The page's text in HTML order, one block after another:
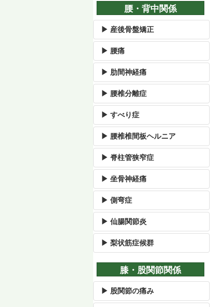
腰・背中関係
▶ 産後骨盤矯正
▶ 腰痛
▶ 肋間神経痛
▶ 腰椎分離症
▶ すべり症
▶ 腰椎椎間板ヘルニア
▶ 脊柱管狭窄症
▶ 坐骨神経痛
▶ 側弯症
▶ 仙腸関節炎
▶ 梨状筋症候群
膝・股関節関係
▶ 股関節の痛み